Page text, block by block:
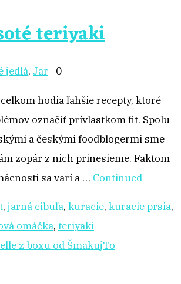
teriyaki
jedlá, Jar | 0
hodia ľahšie recepty, ktoré
označiť prívlastkom fit. Spolu
a českými foodblogermi sme
zopár z nich prinesieme. Faktom
sa varí a … Continued
, jarná cibuľa, kuracie, kuracie prsia,
omáčka, teriyaki